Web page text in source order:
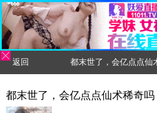
返回 都末世了，会亿点点仙
都末世了，会亿点点仙术稀奇吗